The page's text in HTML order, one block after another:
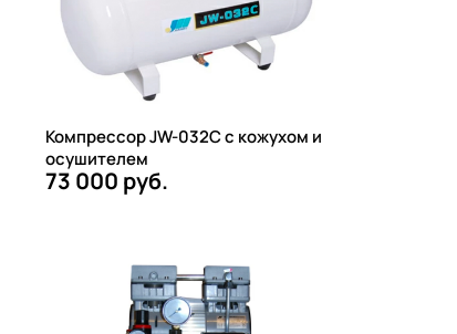
Компрессор JW-032C с кожухом и
осушителем
73 000 руб.